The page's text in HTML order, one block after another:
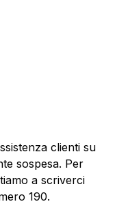
clienti su
sospesa. Per
a scriverci
190.